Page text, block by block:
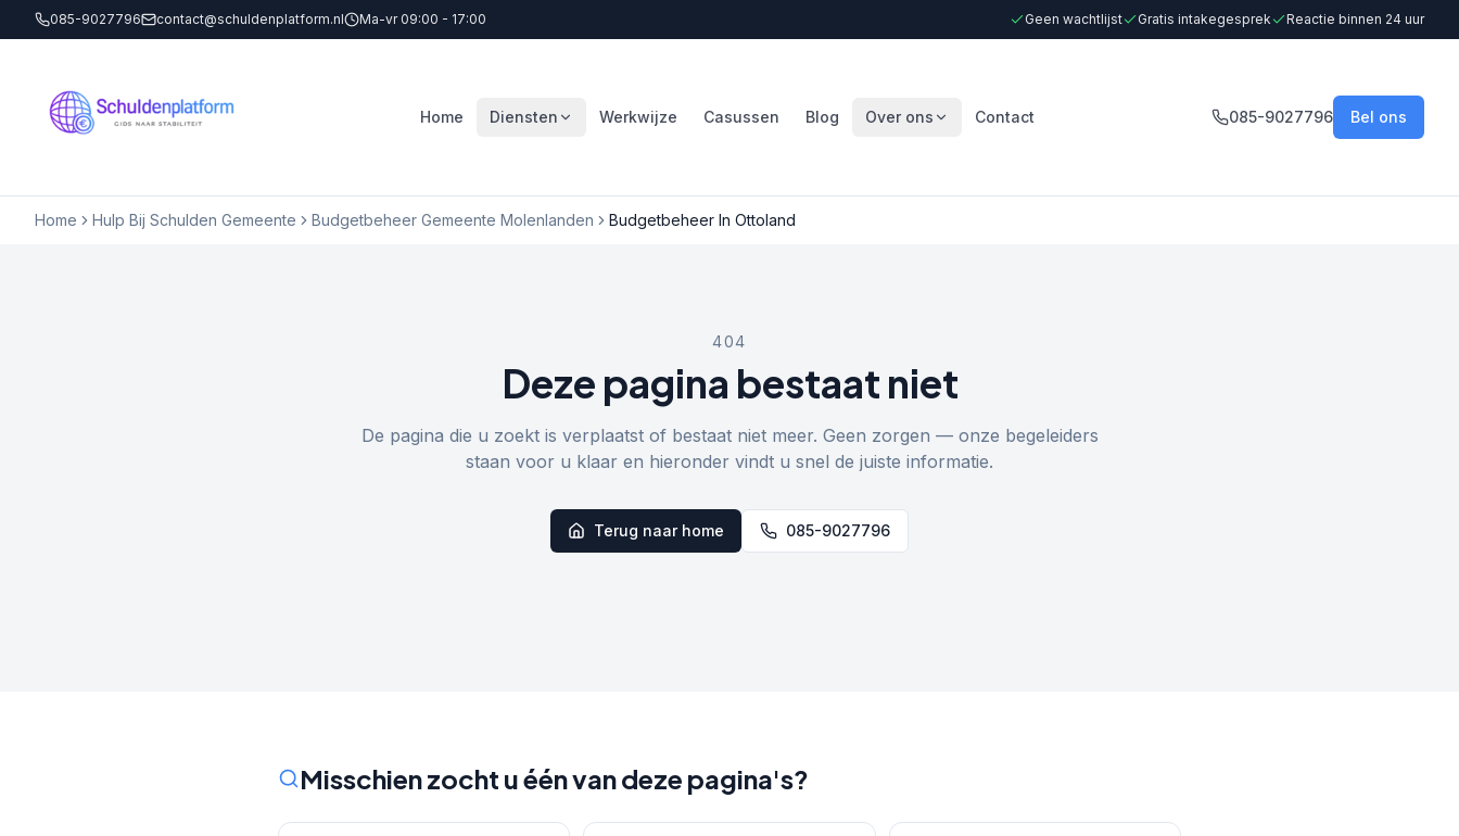
085-9027796 contact@schuldenplatform.nl Ma-vr 09:00 - 17:00 Geen wachtlijst Gratis intakegesprek Reactie binnen 24 uur
Home Diensten Werkwijze Casussen Blog Over ons Contact 085-9027796 Bel ons
Home Hulp Bij Schulden Gemeente Budgetbeheer Gemeente Molenlanden Budgetbeheer In Ottoland
404
Deze pagina bestaat niet
De pagina die u zoekt is verplaatst of bestaat niet meer. Geen zorgen — onze begeleiders
staan voor u klaar en hieronder vindt u snel de juiste informatie.
Terug naar home 085-9027796
Misschien zocht u één van deze pagina's?